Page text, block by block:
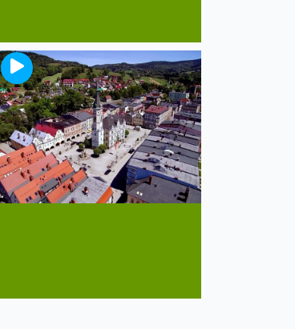
Lądek Zdrój
Turystyczna perła Kotliny
Kłodzkiej